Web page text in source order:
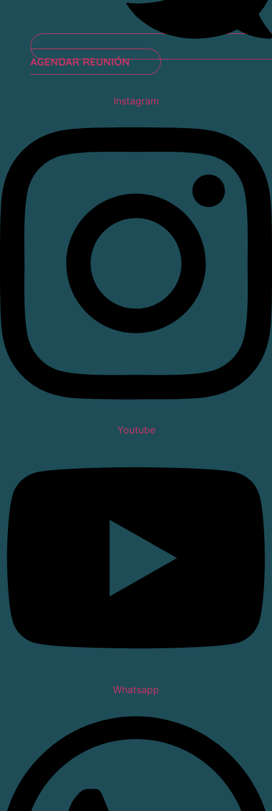
AGENDAR REUNIÓN
Instagram
Youtube
Whatsapp